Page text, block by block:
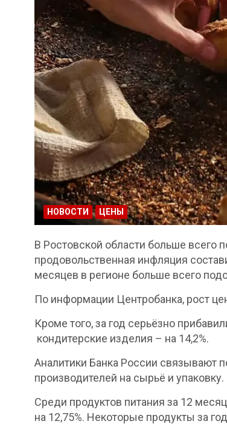
НОВОСТИ ЦЕНЫ
В Ростовской области больше всего
продовольственная инфляция
месяцев в регионе больше всего
По информации Центробанка, рост
Кроме того, за год серьёзно
кондитерские изделия – на 14,2%.
Аналитики Банка России связывают
производителей на сырьё и упаковку.
Среди продуктов питания за 12
на 12,75%. Некоторые продукты за